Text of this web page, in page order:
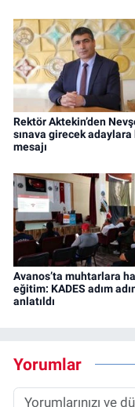
Rektör Aktekin’den
sınava girecek adaylara
mesajı
Avanos’ta muhtarlara
eğitim: KADES adım
anlatıldı
Yorumlar